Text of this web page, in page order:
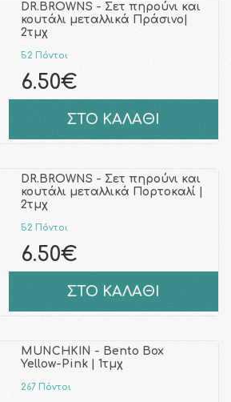
DR.BROWNS - Σετ πηρούνι και
κουτάλι μεταλλικά Πράσινο|
2τμχ
52 Πόντοι
6.50€
ΣΤΟ ΚΑΛΑΘΙ
DR.BROWNS - Σετ πηρούνι και
κουτάλι μεταλλικά Πορτοκαλί |
2τμχ
52 Πόντοι
6.50€
ΣΤΟ ΚΑΛΑΘΙ
MUNCHKIN - Bento Box
Yellow-Pink | 1τμχ
267 Πόντοι